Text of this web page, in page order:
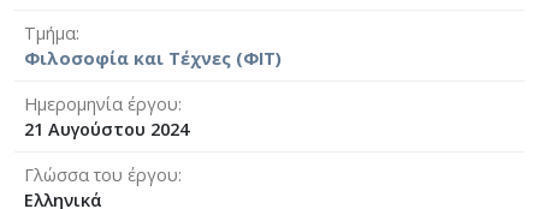
Τμήμα
Φιλοσοφία και Τέχνες (ΦΙΤ)
Ημερομηνία έργου
21 Αυγούστου 2024
Γλώσσα του έργου
Ελληνικά